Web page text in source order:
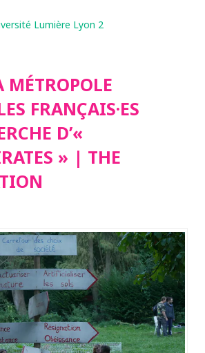
Lumière Lyon 2
MÉTROPOLE
FRANÇAIS·ES
D’«
» | THE